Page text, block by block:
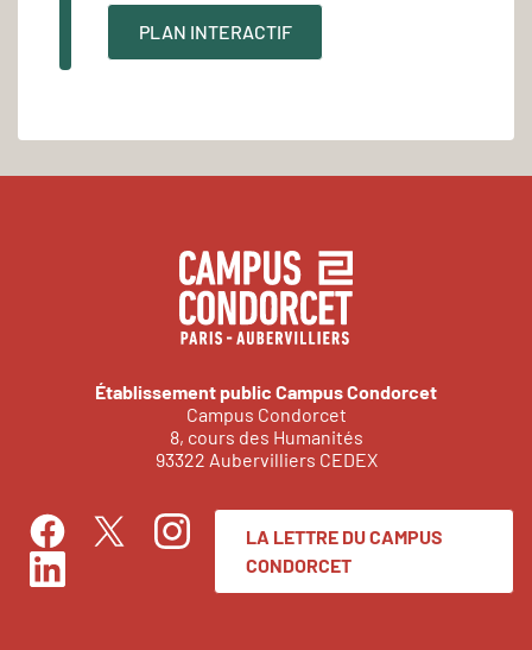
PLAN INTERACTIF
Établissement public Campus Condorcet
Campus Condorcet
8, cours des Humanités
93322 Aubervilliers CEDEX
FacebookTwitterInstagram
LinkedIn
LA LETTRE DU CAMPUS
CONDORCET